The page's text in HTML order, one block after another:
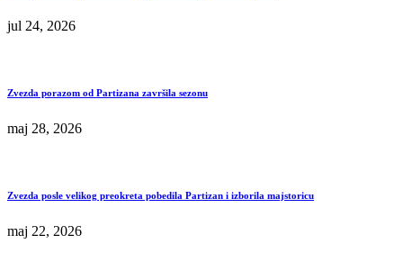
jul 24, 2026
Zvezda porazom od Partizana završila sezonu
maj 28, 2026
Zvezda posle velikog preokreta pobedila Partizan i izborila majstoricu
maj 22, 2026